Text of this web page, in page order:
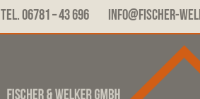
Tel. 06781 – 43 696 info@fischer-